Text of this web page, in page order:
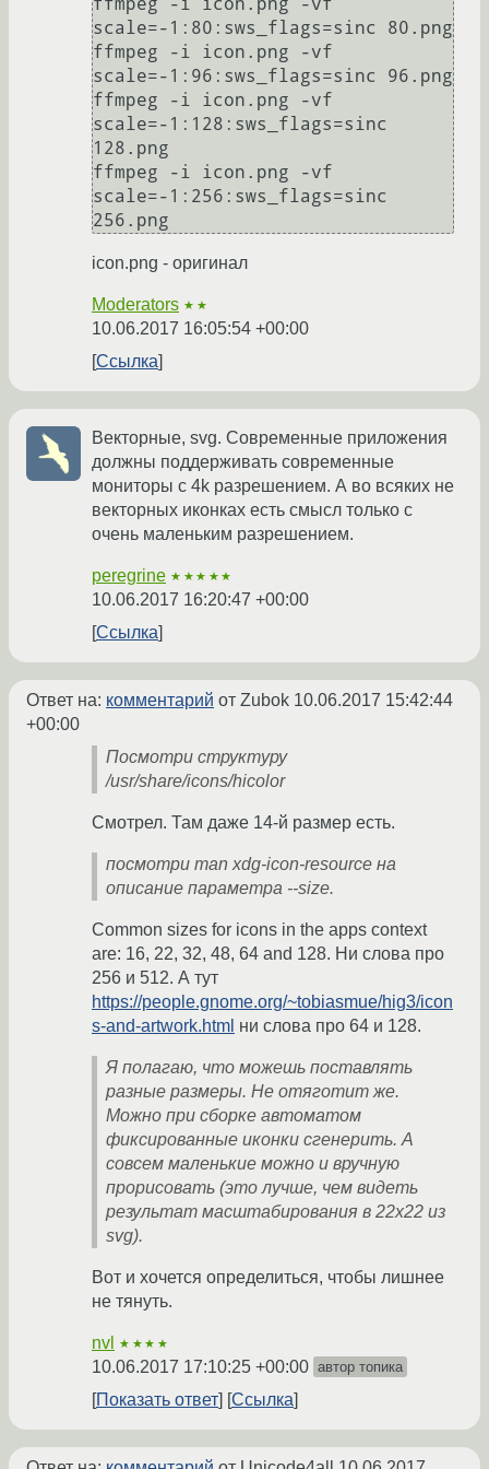
ffmpeg -i icon.png -vf
scale=-1:80:sws_flags=sinc 80.png
ffmpeg -i icon.png -vf
scale=-1:96:sws_flags=sinc 96.png
ffmpeg -i icon.png -vf
scale=-1:128:sws_flags=sinc
128.png
ffmpeg -i icon.png -vf
scale=-1:256:sws_flags=sinc
icon.png - оригинал
Moderators ★★
10.06.2017 16:05:54 +00:00
Ссылка
Векторные, svg. Современные приложения
должны поддерживать современные
мониторы с 4k разрешением. А во всяких не
векторных иконках есть смысл только с
очень маленьким разрешением.
peregrine ★★★★★
10.06.2017 16:20:47 +00:00
Ссылка
Ответ на: комментарий от Zubok 10.06.2017 15:42:44
+00:00
Посмотри структуру
/usr/share/icons/hicolor
Смотрел. Там даже 14-й размер есть.
посмотри man xdg-icon-resource на
описание параметра --size.
Common sizes for icons in the apps context
are: 16, 22, 32, 48, 64 and 128. Ни слова про
256 и 512. А тут
https://people.gnome.org/~tobiasmue/hig3/icon
s-and-artwork.html ни слова про 64 и 128.
Я полагаю, что можешь поставлять
разные размеры. Не отяготит же.
Можно при сборке автоматом
фиксированные иконки сгенерить. А
совсем маленькие можно и вручную
прорисовать (это лучше, чем видеть
результат масштабирования в 22х22 из
svg).
Вот и хочется определиться, чтобы лишнее
не тянуть.
nvl ★★★★
10.06.2017 17:10:25 +00:00 автор топика
Показать ответ Ссылка